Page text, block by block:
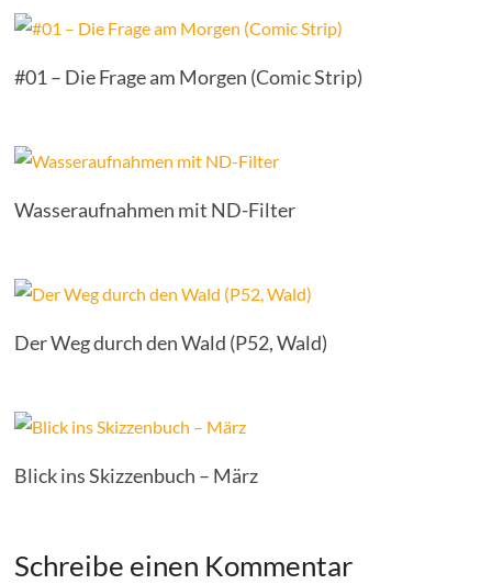
#01 – Die Frage am Morgen (Comic Strip)
Wasseraufnahmen mit ND-Filter
Der Weg durch den Wald (P52, Wald)
Blick ins Skizzenbuch – März
Schreibe einen Kommentar